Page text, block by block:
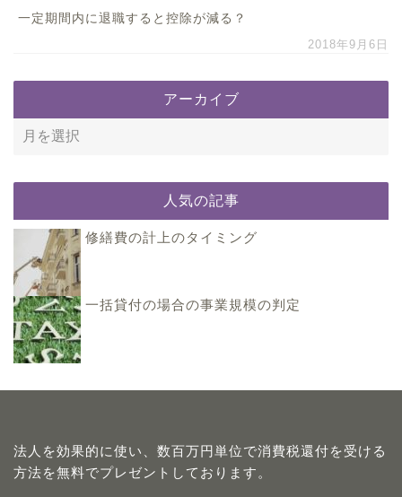
一定期間内に退職すると控除が減る？
2018年9月6日
アーカイブ
人気の記事
修繕費の計上のタイミング
一括貸付の場合の事業規模の判定
法人を効果的に使い、数百万円単位で消費税還付を受ける
方法を無料でプレゼントしております。